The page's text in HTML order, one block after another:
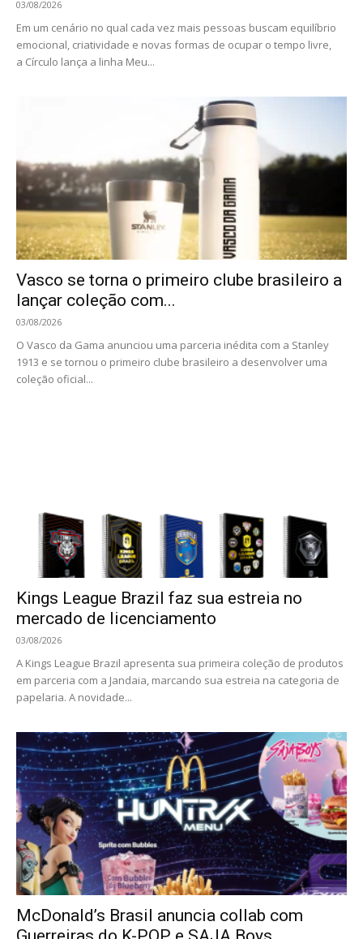
03/08/2026
Em um cenário no qual cada vez mais pessoas buscam equilíbrio
emocional, criatividade e novas formas de ocupar o tempo livre,
a Círculo lança a linha Meu...
Vasco se torna o primeiro clube brasileiro a
lançar coleção com...
03/08/2026
O Vasco da Gama anunciou uma parceria inédita com a Stanley
1913 e se tornou o primeiro clube brasileiro a desenvolver uma
coleção oficial...
Kings League Brazil faz sua estreia no
mercado de licenciamento
03/08/2026
A Kings League Brazil apresenta sua primeira coleção de produtos
em parceria com a Jandaia, marcando sua estreia na categoria de
papelaria. A novidade...
McDonald’s Brasil anuncia collab com